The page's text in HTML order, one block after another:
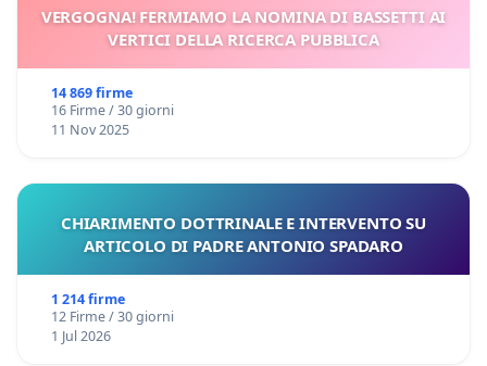
VERGOGNA! FERMIAMO LA NOMINA DI BASSETTI AI
VERTICI DELLA RICERCA PUBBLICA
14 869 firme
16 Firme / 30 giorni
11 Nov 2025
CHIARIMENTO DOTTRINALE E INTERVENTO SU
ARTICOLO DI PADRE ANTONIO SPADARO
1 214 firme
12 Firme / 30 giorni
1 Jul 2026